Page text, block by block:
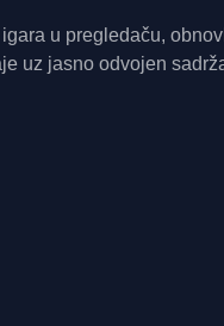
u pregledaču,
uz jasno odvojen